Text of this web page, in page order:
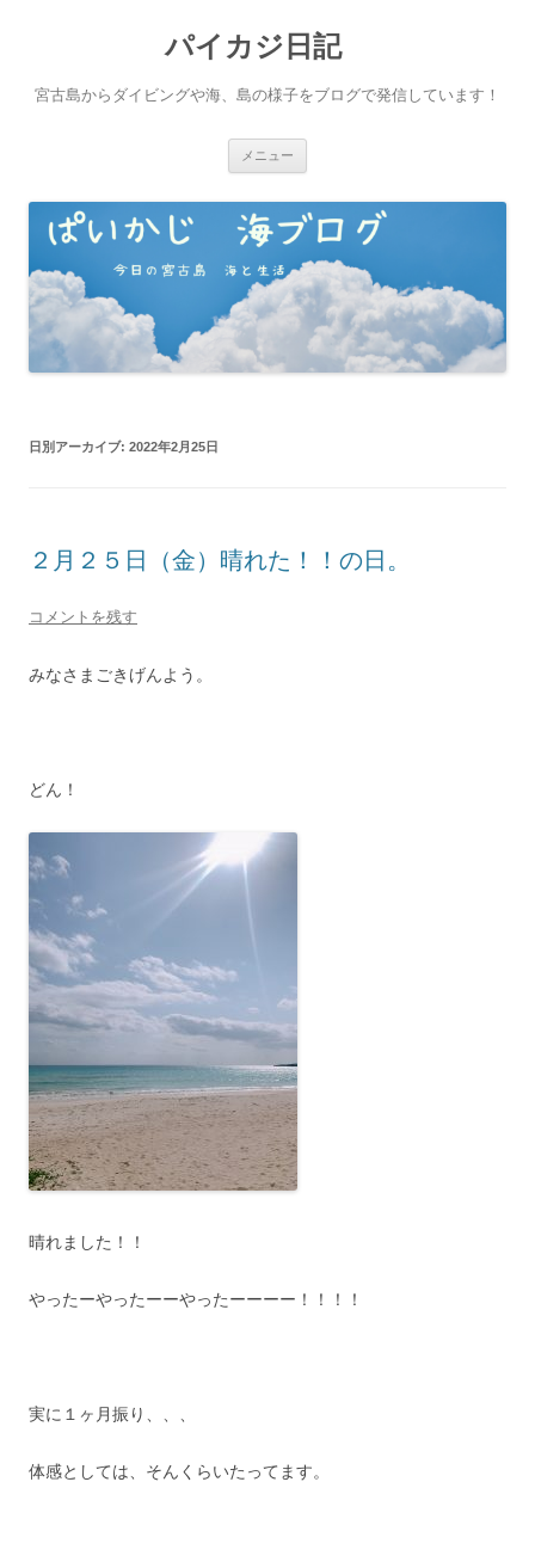
パイカジ日記
宮古島からダイビングや海、島の様子をブログで発信しています！
メニュー
ツ
へ
ス
キ
ッ
プ
日別アーカイブ: 2022年2月25日
２月２５日（金）晴れた！！の日。
コメントを残す
みなさまごきげんよう。
どん！
晴れました！！
やったーやったーーやったーーーー！！！！
実に１ヶ月振り、、、
体感としては、そんくらいたってます。